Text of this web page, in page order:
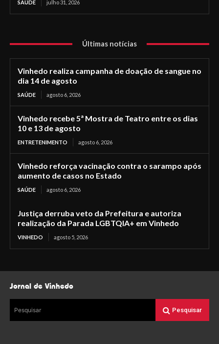
SAÚDE julho 31, 2026
Últimas notícias
Vinhedo realiza campanha de doação de sangue no
dia 14 de agosto
SAÚDE agosto 6, 2026
Vinhedo recebe 5ª Mostra de Teatro entre os dias
10 e 13 de agosto
ENTRETENIMENTO agosto 6, 2026
Vinhedo reforça vacinação contra o sarampo após
aumento de casos no Estado
SAÚDE agosto 6, 2026
Justiça derruba veto da Prefeitura e autoriza
realização da Parada LGBTQIA+ em Vinhedo
VINHEDO agosto 5, 2026
Jornal de Vinhedo
Pesquisar Pesquisar